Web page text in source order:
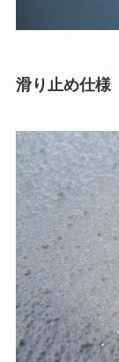
滑り止め仕様